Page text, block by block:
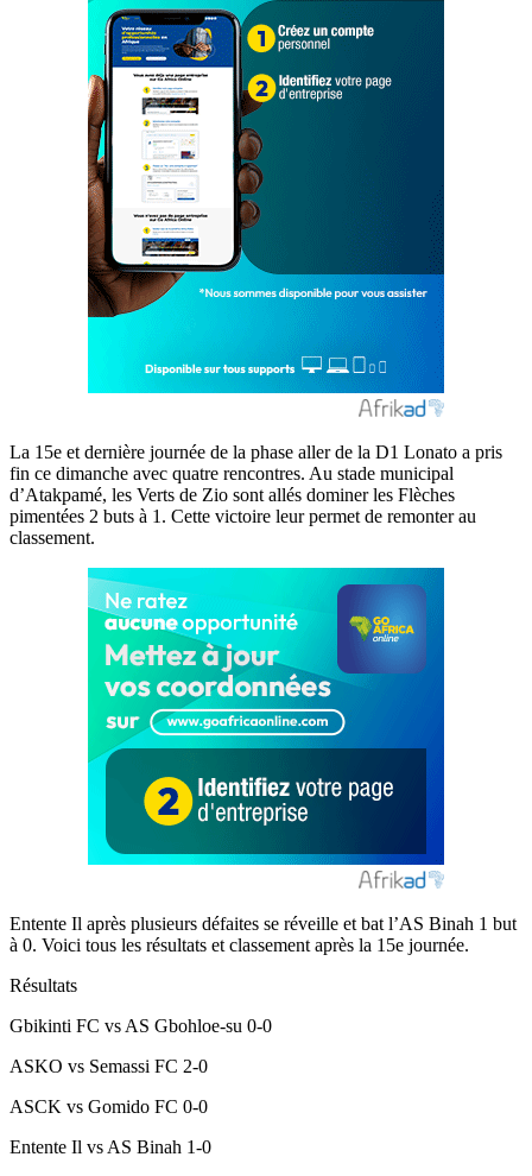
La 15e et dernière journée de la phase aller de la D1 Lonato a pris
fin ce dimanche avec quatre rencontres. Au stade municipal
d’Atakpamé, les Verts de Zio sont allés dominer les Flèches
pimentées 2 buts à 1. Cette victoire leur permet de remonter au
classement.
Entente Il après plusieurs défaites se réveille et bat l’AS Binah 1 but
à 0. Voici tous les résultats et classement après la 15e journée.
Résultats
Gbikinti FC vs AS Gbohloe-su 0-0
ASKO vs Semassi FC 2-0
ASCK vs Gomido FC 0-0
Entente Il vs AS Binah 1-0